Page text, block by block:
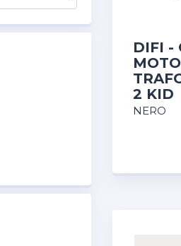
DIFI -
2 KID
NERO